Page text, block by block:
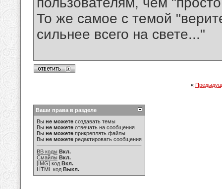
То же самое с темой
сильнее всего на свете..."
«
Ваши права в разделе
Вы не можете создавать темы
Вы не можете отвечать на сообщения
Вы не можете прикреплять файлы
Вы не можете редактировать сообщения
BB коды Вкл.
Смайлы Вкл.
[IMG] код Вкл.
HTML код Выкл.